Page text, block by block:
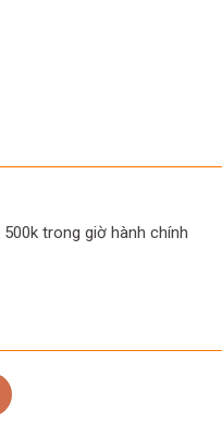
trong giờ hành chính